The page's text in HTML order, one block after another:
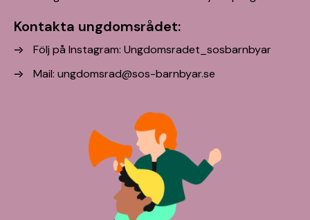
Kontakta ungdomsrådet:
Följ på Instagram: Ungdomsradet_sosbarnbyar
Mail: ungdomsrad@sos-barnbyar.se